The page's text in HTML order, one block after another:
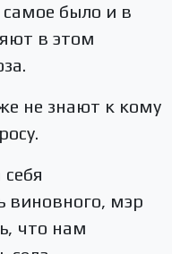
было и в
в этом
не знают к кому
виновного, мэр
что нам